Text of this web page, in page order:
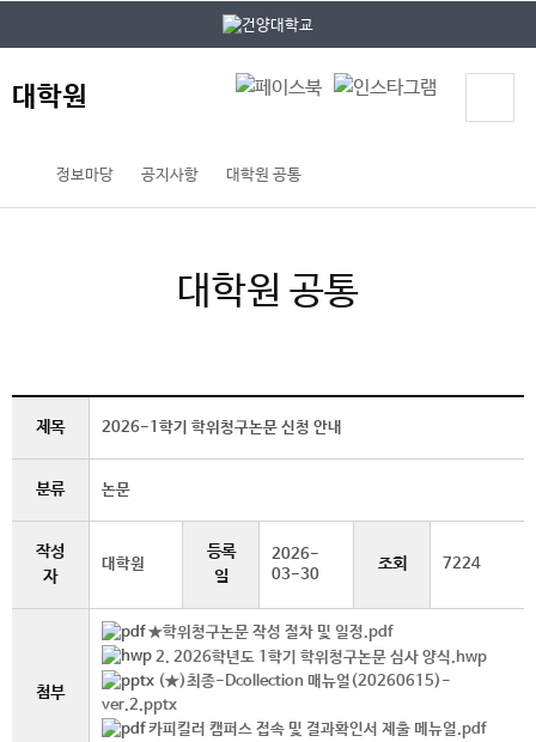
대학원
정보마당 공지사항 대학원 공통
대학원 공통
제목 2026-1학기 학위청구논문 신청 안내
분류 논문
작성
자
대학원
등록
일
2026-
03-30
조회 7224
첨부
★학위청구논문 작성 절차 및 일정.pdf
2. 2026학년도 1학기 학위청구논문 심사 양식.hwp
(★)최종-Dcollection 매뉴얼(20260615)-
ver.2.pptx
카피킬러 캠퍼스 접속 및 결과확인서 제출 메뉴얼.pdf